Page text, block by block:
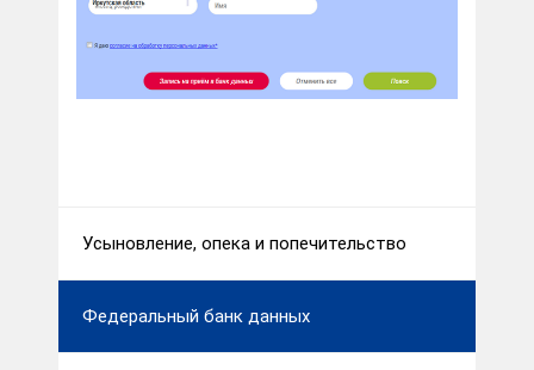
Усыновление, опека и попечительство
Федеральный банк данных